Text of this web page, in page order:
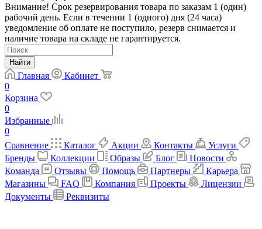
Внимание! Срок резервирования товара по заказам 1 (один)
рабочий день. Если в течении 1 (одного) дня (24 часа)
уведомление об оплате не поступило, резерв снимается и
наличие товара на складе не гарантируется.
Найти
Главная
Кабинет
0
Корзина
0
Избранные
0
Сравнение
Каталог Акции Контакты
Услуги
Бренды
Коллекции Образы Блог
Новости
Команда
Отзывы Помощь Партнеры
Карьера
Магазины
FAQ Компания Проекты
Лицензии
Документы
Реквизиты